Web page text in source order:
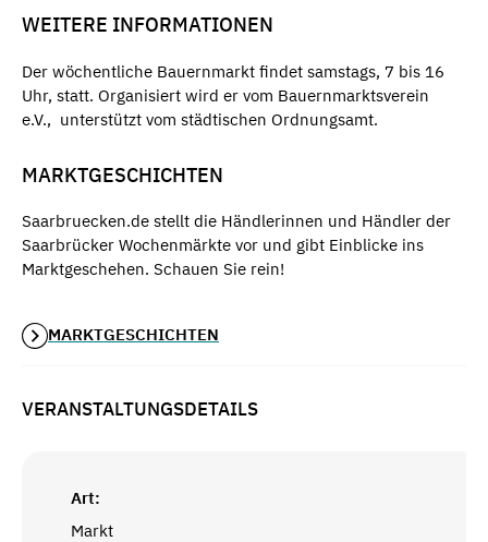
WEITERE INFORMATIONEN
Der wöchentliche Bauernmarkt findet samstags, 7 bis 16
Uhr, statt. Organisiert wird er vom Bauernmarktsverein
e.V., unterstützt vom städtischen Ordnungsamt.
MARKTGESCHICHTEN
Saarbruecken.de stellt die Händlerinnen und Händler der
Saarbrücker Wochenmärkte vor und gibt Einblicke ins
Marktgeschehen. Schauen Sie rein!
MARKTGESCHICHTEN
VERANSTALTUNGSDETAILS
Art:
Markt